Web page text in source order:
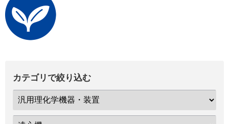
カテゴリで絞り込む